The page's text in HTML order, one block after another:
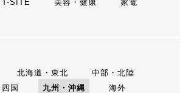
T-SITE 美容・健康
家電
北海道・東北
中部・北陸
国 九州・沖縄 海外